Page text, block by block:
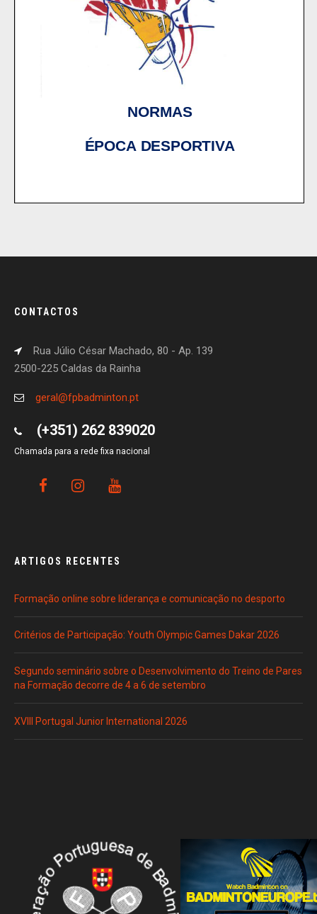
CONTACTOS
Rua Júlio César Machado, 80 - Ap. 139
2500-225 Caldas da Rainha
geral@fpbadminton.pt
(+351) 262 839020
Chamada para a rede fixa nacional
ARTIGOS RECENTES
Formação online sobre liderança e comunicação no desporto
Critérios de Participação: Youth Olympic Games Dakar 2026
Segundo seminário sobre o Desenvolvimento do Treino de Pares
na Formação decorre de 4 a 6 de setembro
XVIII Portugal Junior International 2026